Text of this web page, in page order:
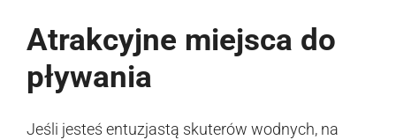
Atrakcyjne miejsca do
pływania
Jeśli jesteś entuzjastą skuterów wodnych, na